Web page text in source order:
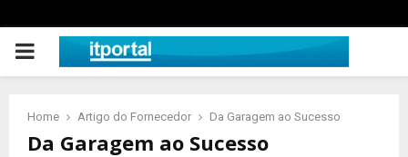
PRIMARY
Home Artigo do Fornecedor Da Garagem ao Sucesso
Da Garagem ao Sucesso